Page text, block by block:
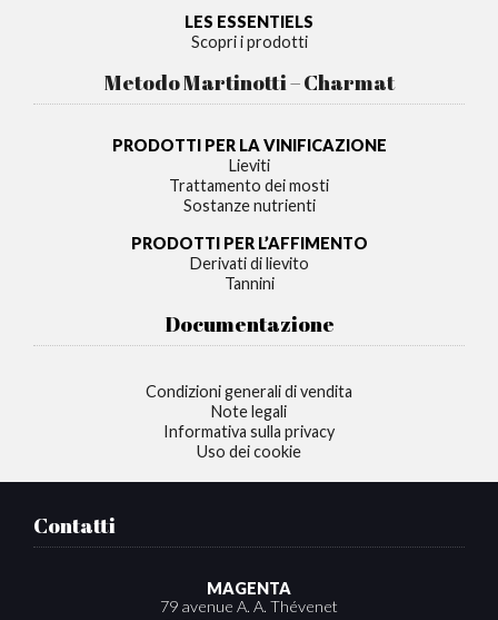
LES ESSENTIELS
Scopri i prodotti
Metodo Martinotti – Charmat
PRODOTTI PER LA VINIFICAZIONE
Lieviti
Trattamento dei mosti
Sostanze nutrienti
PRODOTTI PER L’AFFIMENTO
Derivati di lievito
Tannini
Documentazione
Condizioni generali di vendita
Note legali
Informativa sulla privacy
Uso dei cookie
Contatti
MAGENTA
79 avenue A. A. Thévenet